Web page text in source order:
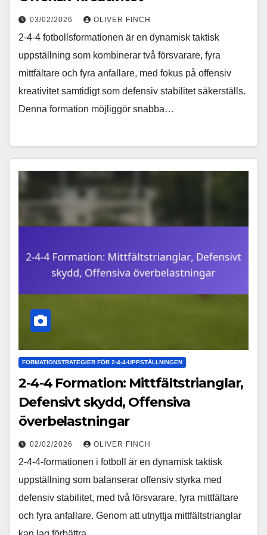
03/02/2026 OLIVER FINCH
2-4-4 fotbollsformationen är en dynamisk taktisk
uppställning som kombinerar två försvarare, fyra
mittfältare och fyra anfallare, med fokus på offensiv
kreativitet samtidigt som defensiv stabilitet säkerställs.
Denna formation möjliggör snabba…
FORMATIONSTRATEGIER FÖR 2-4-4-UPPSTÄLLNINGEN
2-4-4 Formation: Mittfältstrianglar,
Defensivt skydd, Offensiva
överbelastningar
02/02/2026 OLIVER FINCH
2-4-4-formationen i fotboll är en dynamisk taktisk
uppställning som balanserar offensiv styrka med
defensiv stabilitet, med två försvarare, fyra mittfältare
och fyra anfallare. Genom att utnyttja mittfältstrianglar